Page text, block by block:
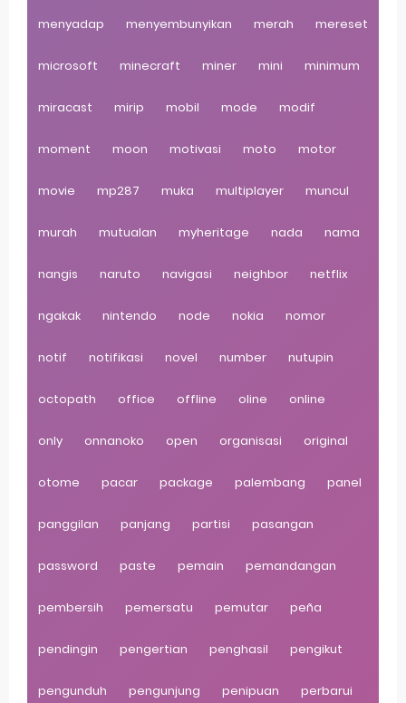
menyadap menyembunyikan merah mereset
microsoft minecraft miner mini minimum
miracast mirip mobil mode modif
moment moon motivasi moto motor
movie mp287 muka multiplayer muncul
murah mutualan myheritage nada nama
nangis naruto navigasi neighbor netflix
ngakak nintendo node nokia nomor
notif notifikasi novel number nutupin
octopath office offline oline online
only onnanoko open organisasi original
otome pacar package palembang panel
panggilan panjang partisi pasangan
password paste pemain pemandangan
pembersih pemersatu pemutar peña
pendingin pengertian penghasil pengikut
pengunduh pengunjung penipuan perbarui